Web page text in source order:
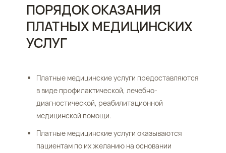
ПОРЯДОК ОКАЗАНИЯ
ПЛАТНЫХ МЕДИЦИНСКИХ
УСЛУГ
Платные медицинские услуги предоставляются
в виде профилактической, лечебно-
диагностической, реабилитационной
медицинской помощи.
Платные медицинские услуги оказываются
пациентам по их желанию на основании